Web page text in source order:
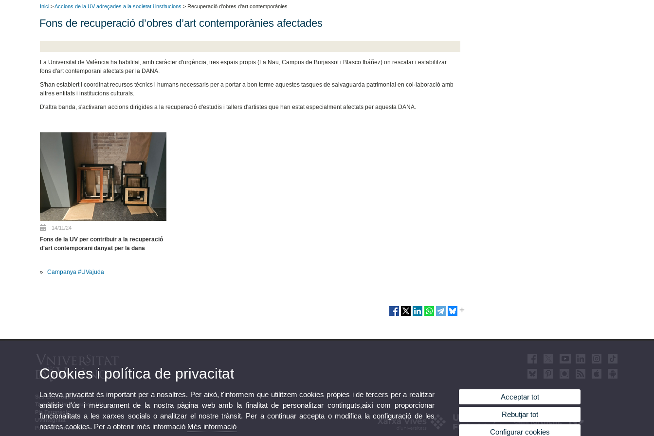
Inici >Accions de la UV adreçades a la societat i institucions > Recuperació d'obres d'art contemporànies
Fons de recuperació d’obres d’art contemporànies afectades
La Universitat de València ha habilitat, amb caràcter d'urgència, tres espais propis (La Nau, Campus de Burjassot i Blasco Ibáñez) on rescatar i estabilitzar
fons d'art contemporani afectats per la DANA.
S'han establert i coordinat recursos tècnics i humans necessaris per a portar a bon terme aquestes tasques de salvaguarda patrimonial en col·laboració amb
altres entitats i institucions culturals.
D'altra banda, s'activaran accions dirigides a la recuperació d'estudis i tallers d'artistes que han estat especialment afectats per aquesta DANA.
14/11/24
Fons de la UV per contribuir a la recuperació
d'art contemporani danyat per la dana
Campanya #UVajuda
Seu Electrònica UV
Tauler oficial d'anuncis UV
Pla Estratègic
UVintegritat
Perfil de contractant
Cookies i política de privacitat
La teva privacitat és important per a nosaltres. Per això, t'informem que utilitzem cookies pròpies i de tercers per a realitzar
anàlisis d'ús i mesurament de la nostra pàgina web amb la finalitat de personalitzar continguts,així com proporcionar
funcionalitats a les xarxes socials o analitzar el nostre trànsit. Per a continuar accepta o modifica la configuració de les
nostres cookies. Per a obtenir més informació Més informació
Acceptar tot
Rebutjar tot
Configurar cookies